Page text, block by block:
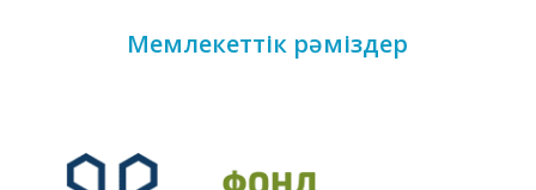
Мемлекеттік рәміздер